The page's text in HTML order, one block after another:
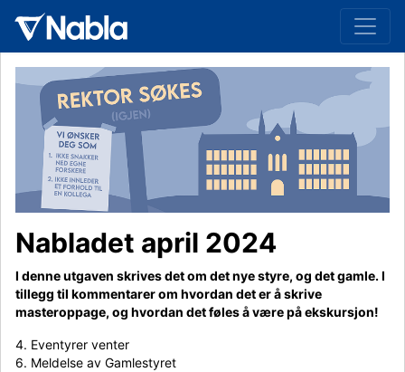
Nabladet april 2024
I denne utgaven skrives det om det nye styre, og det gamle. I
tillegg til kommentarer om hvordan det er å skrive
masteroppage, og hvordan det føles å være på ekskursjon!
4. Eventyrer venter
6. Meldelse av Gamlestyret